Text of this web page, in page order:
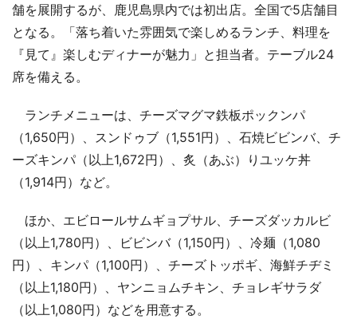
舗を展開するが、鹿児島県内では初出店。全国で5店舗目
となる。「落ち着いた雰囲気で楽しめるランチ、料理を
『見て』楽しむディナーが魅力」と担当者。テーブル24
席を備える。
ランチメニューは、チーズマグマ鉄板ポックンパ
（1,650円）、スンドゥブ（1,551円）、石焼ビビンバ、チ
ーズキンパ（以上1,672円）、炙（あぶ）りユッケ丼
（1,914円）など。
ほか、エビロールサムギョプサル、チーズダッカルビ
（以上1,780円）、ビビンバ（1,150円）、冷麺（1,080
円）、キンパ（1,100円）、チーズトッポギ、海鮮チヂミ
（以上1,180円）、ヤンニョムチキン、チョレギサラダ
（以上1,080円）などを用意する。